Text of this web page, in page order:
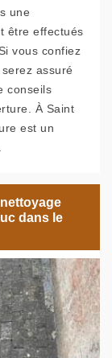
une
être effectués
vous confiez
assuré
conseils
À Saint
est un
dans le